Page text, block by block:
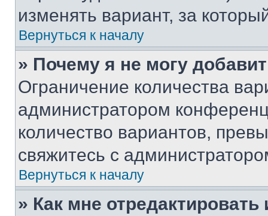
изменять вариант, за
Вернуться к началу
» Почему я не могу
Ограничение количества
администратором
количество вариантов,
свяжитесь с
Вернуться к началу
» Как мне